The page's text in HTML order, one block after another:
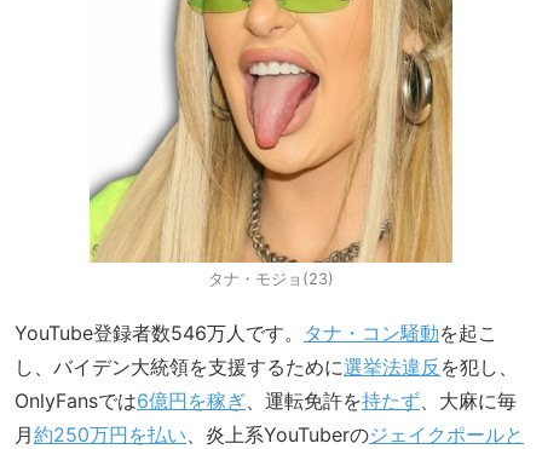
タナ・モジョ(23)
YouTube登録者数546万人です。 タナ・コン騒動を起こ
し、バイデン大統領を支援するために選挙法違反 を犯し、
OnlyFansでは6億円を稼ぎ、運転免許を持たず、大麻に毎
月約250万円を払い、炎上系YouTuberのジェイクポールと